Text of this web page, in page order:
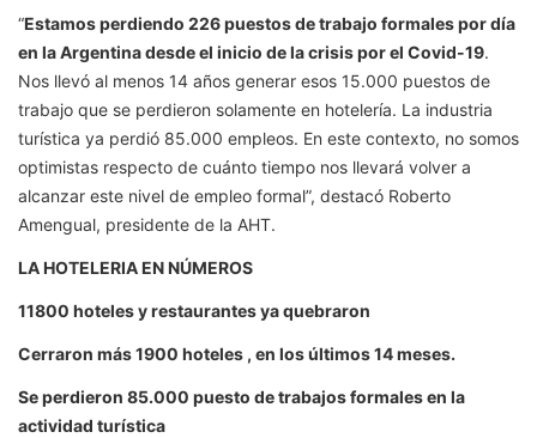
“Estamos perdiendo 226 puestos de trabajo formales por día
en la Argentina desde el inicio de la crisis por el Covid-19.
Nos llevó al menos 14 años generar esos 15.000 puestos de
trabajo que se perdieron solamente en hotelería. La industria
turística ya perdió 85.000 empleos. En este contexto, no somos
optimistas respecto de cuánto tiempo nos llevará volver a
alcanzar este nivel de empleo formal”, destacó Roberto
Amengual, presidente de la AHT.
LA HOTELERIA EN NÚMEROS
11800 hoteles y restaurantes ya quebraron
Cerraron más 1900 hoteles , en los últimos 14 meses.
Se perdieron 85.000 puesto de trabajos formales en la
actividad turística